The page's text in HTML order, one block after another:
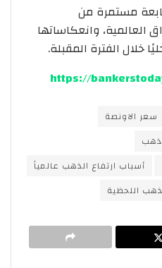
مستمرة من
العالمية، وانعكاساتها
خلال الفترة المقبلة.
https://
سعر الاونصة
أسباب ارتفاع الذهب عالمياً
اللحظية